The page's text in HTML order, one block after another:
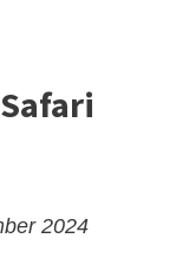
2024